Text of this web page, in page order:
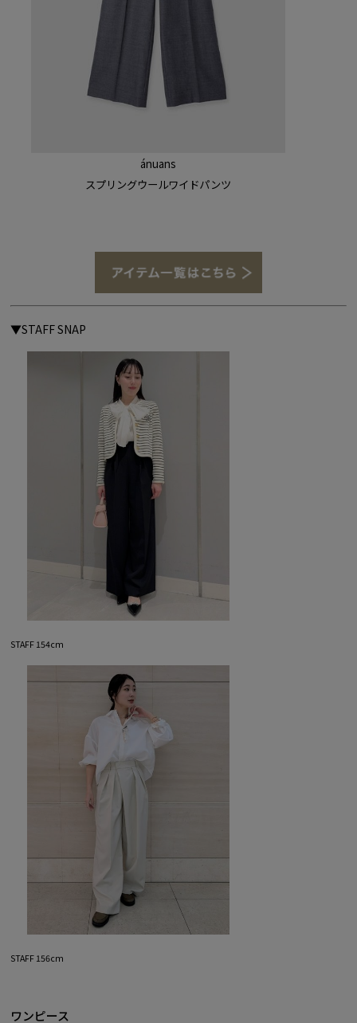
ánuans
スプリングウールワイドパンツ
▼STAFF SNAP
STAFF 154cm
STAFF 156cm
ワンピース